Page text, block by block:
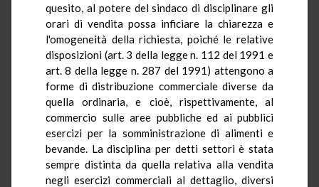
quesito, al potere del sindaco di disciplinare gli
orari di vendita possa inficiare la chiarezza e
l'omogeneità della richiesta, poiché le relative
disposizioni (art. 3 della legge n. 112 del 1991 e
art. 8 della legge n. 287 del 1991) attengono a
forme di distribuzione commerciale diverse da
quella ordinaria, e cioè, rispettivamente, al
commercio sulle aree pubbliche ed ai pubblici
esercizi per la somministrazione di alimenti e
bevande. La disciplina per detti settori è stata
sempre distinta da quella relativa alla vendita
negli esercizi commerciali al dettaglio, diversi